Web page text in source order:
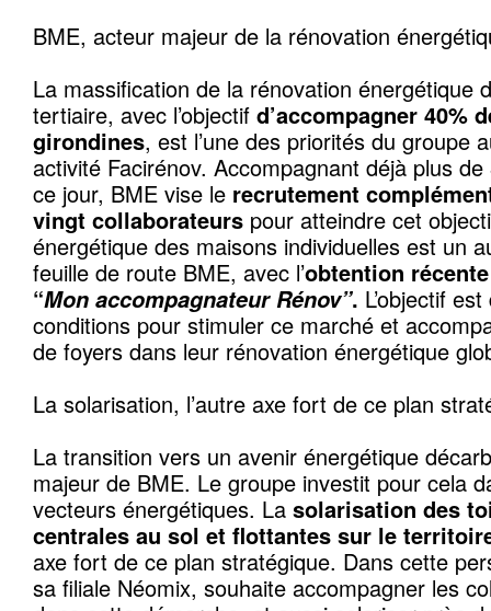
BME, acteur majeur de la rénovation
La massification de la rénovation énergétique
tertiaire, avec l’objectif d’accompagner 40%
girondines, est l’une des priorités du groupe
activité Facirénov. Accompagnant déjà plus
ce jour, BME vise le recrutement
vingt collaborateurs pour atteindre cet
énergétique des maisons individuelles est un
feuille de route BME, avec l’obtention
“Mon accompagnateur Rénov”. L’objectif
conditions pour stimuler ce marché et
de foyers dans leur rénovation énergétique
La solarisation, l’autre axe fort de ce plan
La transition vers un avenir énergétique
majeur de BME. Le groupe investit pour cela
vecteurs énergétiques. La solarisation des
centrales au sol et flottantes sur le
axe fort de ce plan stratégique. Dans cette
sa filiale Néomix, souhaite accompagner les